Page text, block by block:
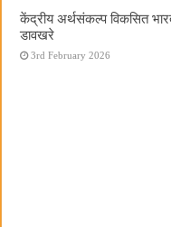
केंद्रीय अर्थसंकल्प विकसित
डावखरे
3rd February 2026